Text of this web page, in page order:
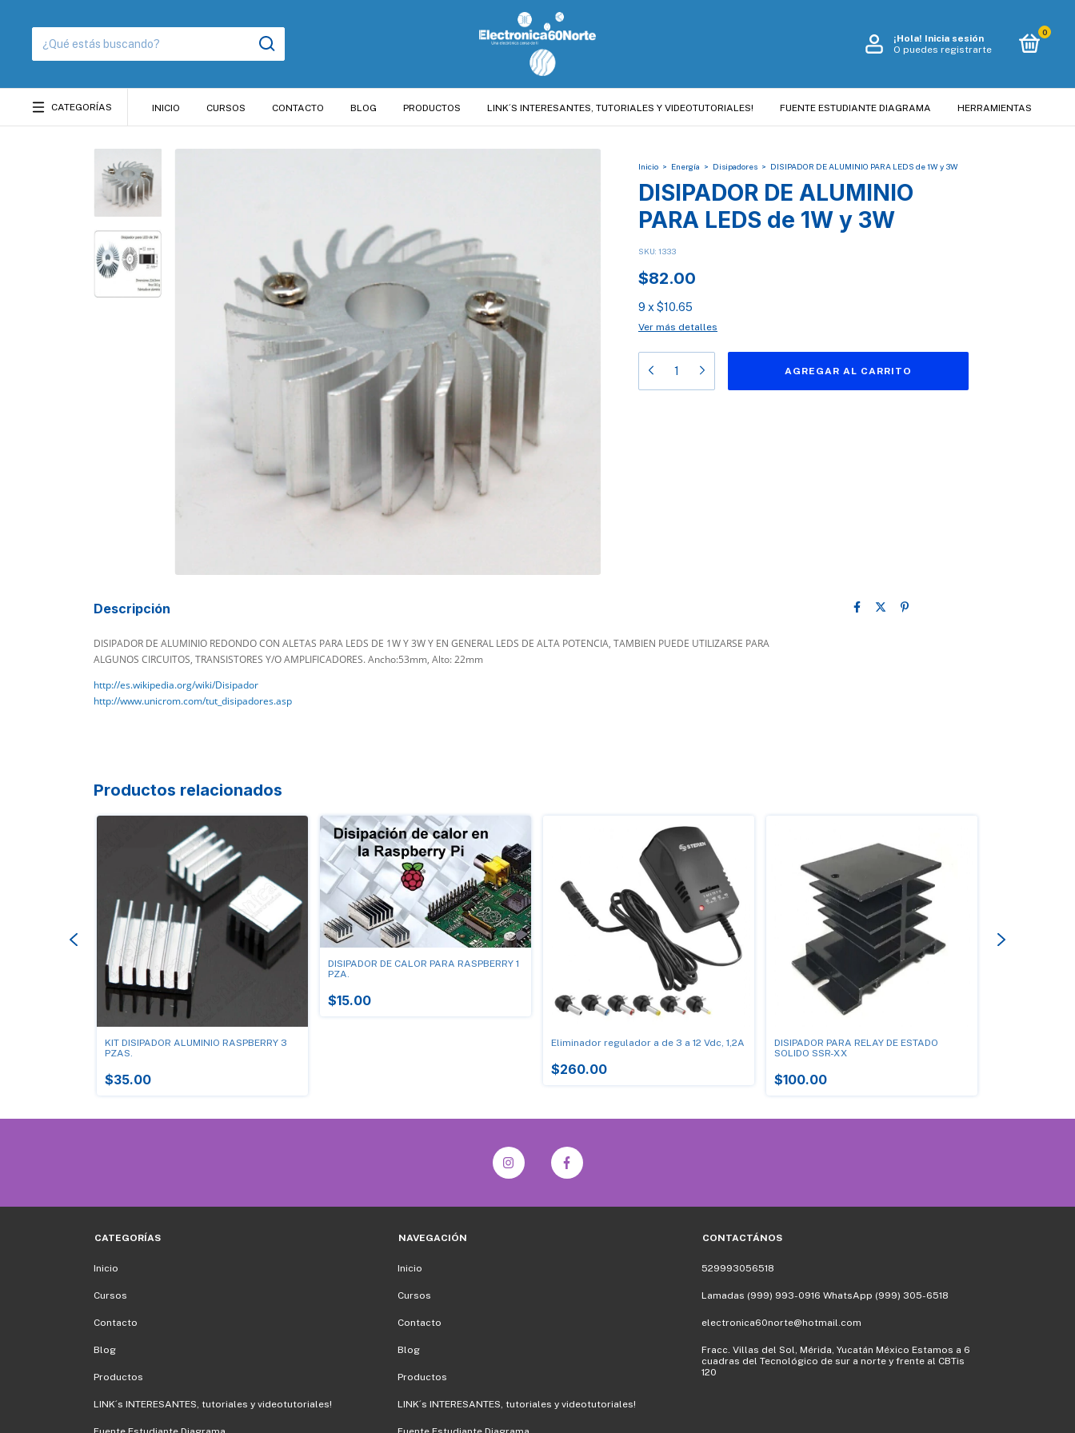
¡Hola! Inicia sesión
O puedes registrarte
0
CATEGORÍAS INICIO CURSOS CONTACTO BLOG PRODUCTOS LINK´S INTERESANTES, TUTORIALES Y VIDEOTUTORIALES! FUENTE ESTUDIANTE DIAGRAMA HERRAMIENTAS
Inicio > Energía > Disipadores > DISIPADOR DE ALUMINIO PARA LEDS de 1W y 3W
DISIPADOR DE ALUMINIO
PARA LEDS de 1W y 3W
SKU: 1333
$82.00
9 x $10.65
Ver más detalles
Descripción
DISIPADOR DE ALUMINIO REDONDO CON ALETAS PARA LEDS DE 1W Y 3W Y EN GENERAL LEDS DE ALTA POTENCIA, TAMBIEN PUEDE UTILIZARSE PARA
ALGUNOS CIRCUITOS, TRANSISTORES Y/O AMPLIFICADORES. Ancho:53mm, Alto: 22mm
http://es.wikipedia.org/wiki/Disipador
http://www.unicrom.com/tut_disipadores.asp
Productos relacionados
KIT DISIPADOR ALUMINIO RASPBERRY 3
PZAS.
$35.00
DISIPADOR DE CALOR PARA RASPBERRY 1
PZA.
$15.00
Eliminador regulador a de 3 a 12 Vdc, 1,2A
$260.00
DISIPADOR PARA RELAY DE ESTADO
SOLIDO SSR-XX
$100.00
CATEGORÍAS
Inicio
Cursos
Contacto
Blog
Productos
LINK´s INTERESANTES, tutoriales y videotutoriales!
NAVEGACIÓN
Inicio
Cursos
Contacto
Blog
Productos
LINK´s INTERESANTES, tutoriales y videotutoriales!
CONTACTÁNOS
529993056518
Lamadas (999) 993-0916 WhatsApp (999) 305-6518
electronica60norte@hotmail.com
Fracc. Villas del Sol, Mérida, Yucatán México Estamos a 6
cuadras del Tecnológico de sur a norte y frente al CBTis
120